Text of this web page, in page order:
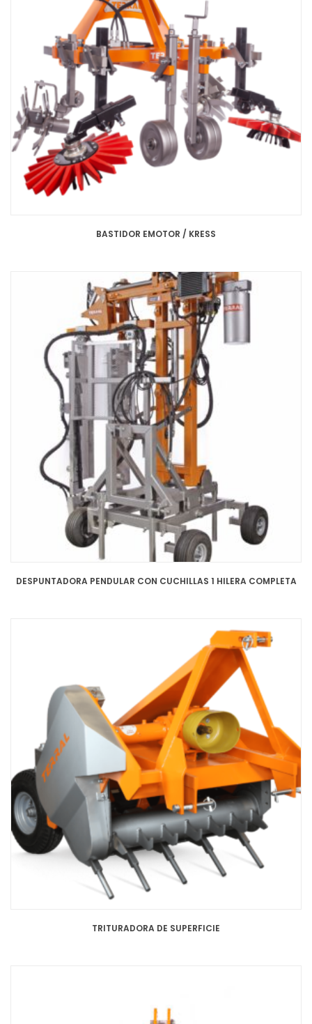
BASTIDOR EMOTOR / KRESS
DESPUNTADORA PENDULAR CON CUCHILLAS 1 HILERA COMPLETA
TRITURADORA DE SUPERFICIE